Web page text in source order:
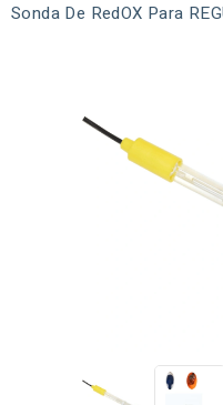
Sonda De RedOX Para